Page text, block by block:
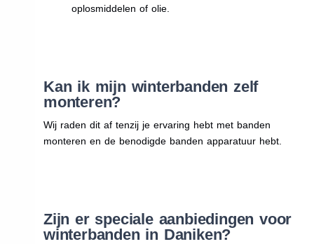
oplosmiddelen of olie.
Kan ik mijn winterbanden zelf
monteren?
Wij raden dit af tenzij je ervaring hebt met banden
monteren en de benodigde banden apparatuur hebt.
Zijn er speciale aanbiedingen voor
winterbanden in Daniken?